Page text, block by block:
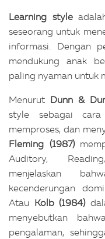
Learning style
seseorang untuk
informasi. Dengan
mendukung anak
paling nyaman untuk
Menurut Dunn &
style sebagai cara
memproses, dan
Fleming (1987)
Auditory,
menjelaskan
kecenderungan
Atau Kolb (1984)
menyebutkan
pengalaman,